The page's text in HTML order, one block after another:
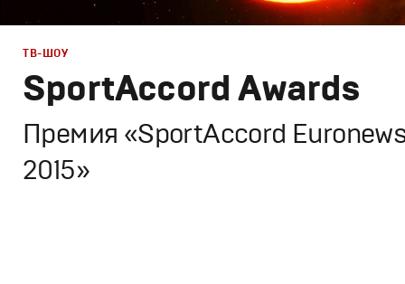
SportAccord Awards
Премия «SportAccord
2015»
ТВ-ШОУ